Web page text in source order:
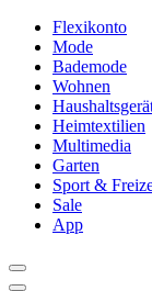
Flexikonto
Mode
Bademode
Wohnen
Heimtextilien
Multimedia
Garten
Sport &
Sale
App